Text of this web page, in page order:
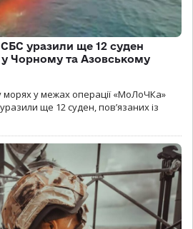
уразили ще 12 суден
Чорному та Азовському
у межах операції «МоЛоЧКа»
ще 12 суден, пов’язаних із